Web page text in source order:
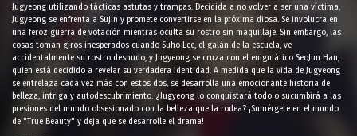
Jugyeong utilizando tácticas astutas y trampas. Decidida a no volver a ser una víctima,
Jugyeong se enfrenta a Sujin y promete convertirse en la próxima diosa. Se involucra en
una feroz guerra de votación mientras oculta su rostro sin maquillaje. Sin embargo, las
cosas toman giros inesperados cuando Suho Lee, el galán de la escuela, ve
accidentalmente su rostro desnudo, y Jugyeong se cruza con el enigmático SeoJun Han,
quien está decidido a revelar su verdadera identidad. A medida que la vida de Jugyeong
se entrelaza cada vez más con estos dos, se desarrolla una emocionante historia de
belleza, intriga y autodescubrimiento. ¿Jugyeong lo conquistará todo o sucumbirá a las
presiones del mundo obsesionado con la belleza que la rodea? ¡Sumérgete en el mundo
de "True Beauty" y deja que se desarrolle el drama!